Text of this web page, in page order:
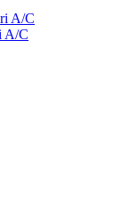
A/C
A/C